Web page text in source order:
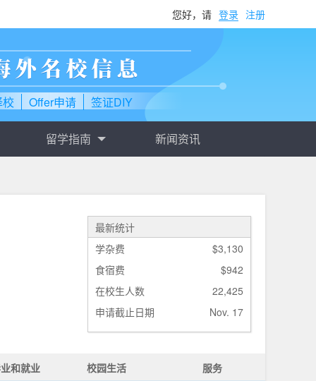
您好，请 登录 注册
Offer申请 签证DIY
留学指南 新闻资讯
最新统计
学杂费
$3,130
食宿费
$942
在校生人数
22,425
申请截止日期
Nov. 17
和就业 校园生活 服务